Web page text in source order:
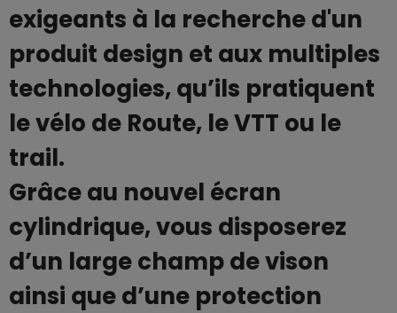
exigeants à la recherche d'un
produit design et aux multiples
technologies, qu’ils pratiquent
le vélo de Route, le VTT ou le
trail.
Grâce au nouvel écran
cylindrique, vous disposerez
d’un large champ de vison
ainsi que d’une protection